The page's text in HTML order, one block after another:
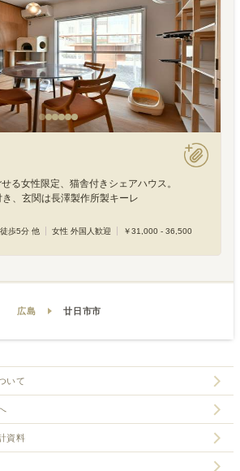
る女性限定、猫舎付きシェアハウス。
、玄関は長澤製作所製キーレ
歩5分 他
女性 外国人歓迎 ￥31,000 - 36,500
広島 廿日市市
いて
資料